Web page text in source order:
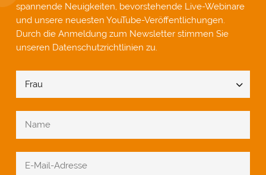
spannende Neuigkeiten, bevorstehende Live-Webinare
und unsere neuesten YouTube-Veröffentlichungen.
Durch die Anmeldung zum Newsletter stimmen Sie
unseren Datenschutzrichtlinien zu.